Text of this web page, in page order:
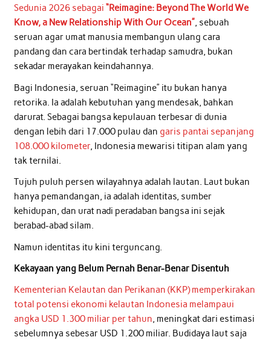
Sedunia 2026 sebagai “Reimagine: Beyond The World We
Know, a New Relationship With Our Ocean”, sebuah
seruan agar umat manusia membangun ulang cara
pandang dan cara bertindak terhadap samudra, bukan
sekadar merayakan keindahannya.
Bagi Indonesia, seruan “Reimagine” itu bukan hanya
retorika. Ia adalah kebutuhan yang mendesak, bahkan
darurat. Sebagai bangsa kepulauan terbesar di dunia
dengan lebih dari 17.000 pulau dan garis pantai sepanjang
108.000 kilometer, Indonesia mewarisi titipan alam yang
tak ternilai.
Tujuh puluh persen wilayahnya adalah lautan. Laut bukan
hanya pemandangan, ia adalah identitas, sumber
kehidupan, dan urat nadi peradaban bangsa ini sejak
berabad-abad silam.
Namun identitas itu kini terguncang.
Kekayaan yang Belum Pernah Benar-Benar Disentuh
Kementerian Kelautan dan Perikanan (KKP) memperkirakan
total potensi ekonomi kelautan Indonesia melampaui
angka USD 1.300 miliar per tahun, meningkat dari estimasi
sebelumnya sebesar USD 1.200 miliar. Budidaya laut saja